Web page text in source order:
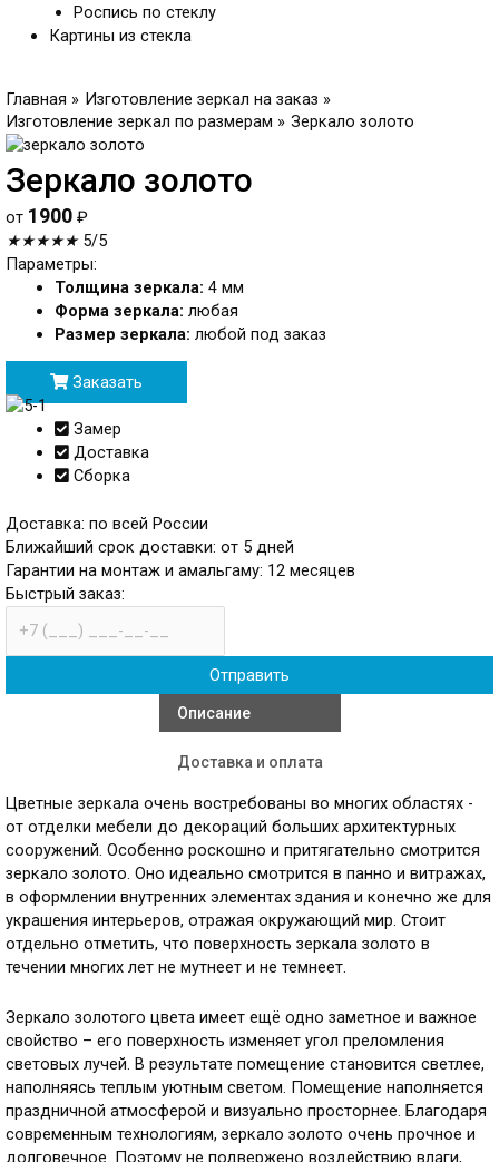
Роспись по стеклу
Картины из стекла
Главная
Изготовление зеркал на заказ
Изготовление зеркал по размерам
Зеркало золото
Зеркало золото
от 1900 ₽
★★★★★ 5/5
Параметры:
Толщина зеркала: 4 мм
Форма зеркала: любая
Размер зеркала: любой под заказ
Заказать
Замер
Доставка
Сборка
Доставка: по всей России
Ближайший срок доставки: от 5 дней
Гарантии на монтаж и амальгаму: 12 месяцев
Быстрый заказ:
Описание
Доставка и оплата
Цветные зеркала очень востребованы во многих областях -
от отделки мебели до декораций больших архитектурных
сооружений. Особенно роскошно и притягательно смотрится
зеркало золото. Оно идеально смотрится в панно и витражах,
в оформлении внутренних элементах здания и конечно же для
украшения интерьеров, отражая окружающий мир. Стоит
отдельно отметить, что поверхность зеркала золото в
течении многих лет не мутнеет и не темнеет.
Зеркало золотого цвета имеет ещё одно заметное и важное
свойство – его поверхность изменяет угол преломления
световых лучей. В результате помещение становится светлее,
наполняясь теплым уютным светом. Помещение наполняется
праздничной атмосферой и визуально просторнее. Благодаря
современным технологиям, зеркало золото очень прочное и
долговечное. Поэтому не подвержено воздействию влаги,